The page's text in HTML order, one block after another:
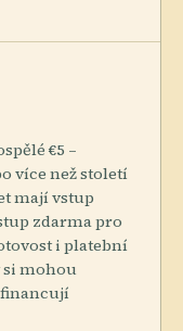
€5 –
více než století
mají vstup
zdarma pro
i platební
si mohou